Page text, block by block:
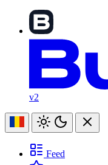
v2
Feed